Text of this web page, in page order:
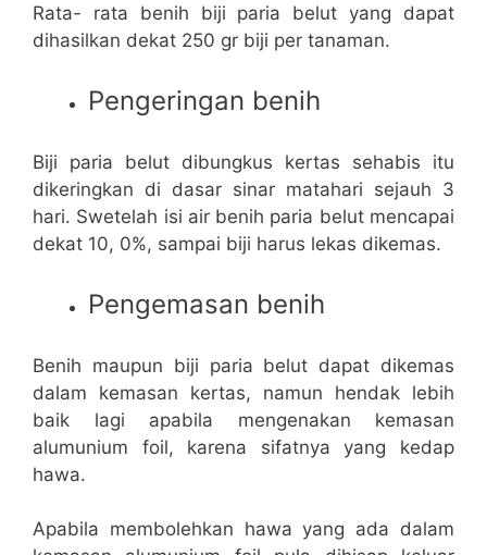
Rata- rata benih biji paria belut yang dapat
dihasilkan dekat 250 gr biji per tanaman.
Pengeringan benih
Biji paria belut dibungkus kertas sehabis itu
dikeringkan di dasar sinar matahari sejauh 3
hari. Swetelah isi air benih paria belut mencapai
dekat 10, 0%, sampai biji harus lekas dikemas.
Pengemasan benih
Benih maupun biji paria belut dapat dikemas
dalam kemasan kertas, namun hendak lebih
baik lagi apabila mengenakan kemasan
alumunium foil, karena sifatnya yang kedap
hawa.
Apabila membolehkan hawa yang ada dalam